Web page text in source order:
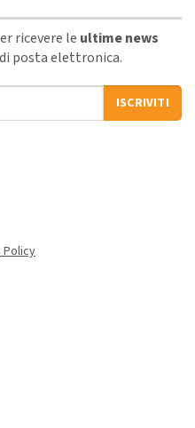
ricevere le ultime news
posta elettronica.
ISCRIVITI
Policy